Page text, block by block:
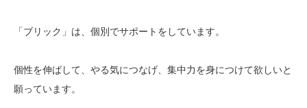
「ブリック」は、個別でサポートをしています。
個性を伸ばして、やる気につなげ、集中力を身につけて欲しいと
願っています。